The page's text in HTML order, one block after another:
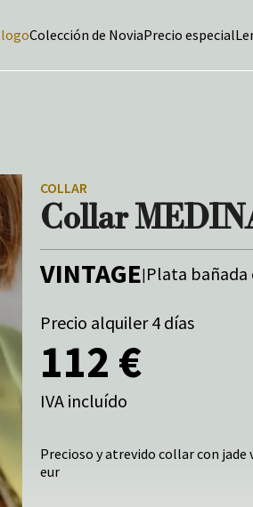
Colección de NoviaPrecio especial
COLLAR
Collar
VINTAGE| Plata bañada
Precio alquiler 4 días
112 €
IVA incluído
Precioso y atrevido collar con jade
eur